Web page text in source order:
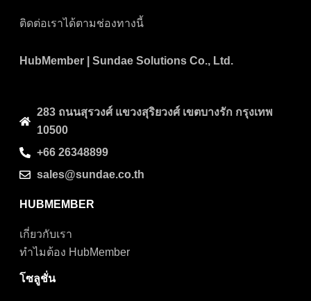
ติดต่อเราได้ตามช่องทางนี้
HubMember | Sundae Solutions Co., Ltd.
283 ถนนสุรวงศ์​ แขวงสุริยวงศ์​ เขตบางรัก กรุงเทพ
10500
+66 26348899
sales@sundae.co.th
HUBMEMBER
เกี่ยวกับเรา
ทำไมต้อง HubMember
โซลูชั่น